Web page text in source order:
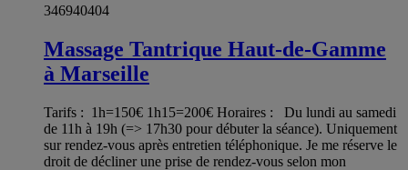
346940404
Massage Tantrique Haut-de-Gamme
à Marseille
Tarifs : 1h=150€ 1h15=200€ Horaires : Du lundi au samedi
de 11h à 19h (=> 17h30 pour débuter la séance). Uniquement
sur rendez-vous après entretien téléphonique. Je me réserve le
droit de décliner une prise de rendez-vous selon mon